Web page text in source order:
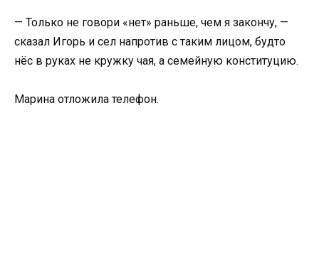
— Только не говори «нет» раньше, чем я закончу, —
сказал Игорь и сел напротив с таким лицом, будто
нёс в руках не кружку чая, а семейную конституцию.
Марина отложила телефон.